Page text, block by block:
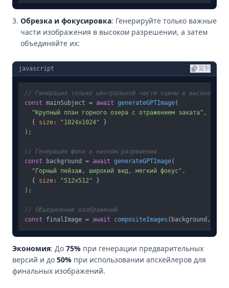
Обрезка и фокусировка: Генерируйте только важные
части изображения в высоком разрешении, а затем
объединяйте их:
javascript 复制
// Генерация только центральной части сцены в высоком
const mainSubject = await generateGPTImage(
"Крупный план горного озера с отражением заката" ,
  {
size : "1024x1024" }
);
// Генерация фона в низком разрешении
const background = await generateGPTImage(
"Горный пейзаж, широкий вид, мягкий фокус" ,
  {
size : "512x512" }
);
// Объединение изображений
const finalImage = await compositeImages
Экономия: До 75% при генерации предварительных
версий и до 50% при использовании апскейлеров для
финальных изображений.